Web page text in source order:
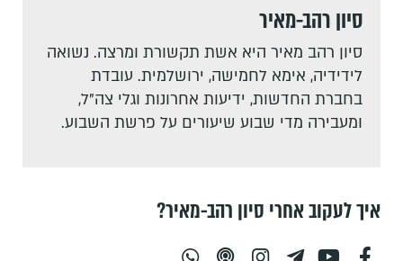
סיון רהב-מאיר
סיון רהב מאיר היא אשת תקשורת ומרצה. נשואה
לידידיה, אימא לחמישה, ירושלמית. עובדת
בחברת החדשות, ידיעות אחרונות וגלי צה"ל,
ומעבירה מדי שבוע שיעורים על פרשת השבוע.
איך לעקוב אחרי סיון רהב-מאיר?